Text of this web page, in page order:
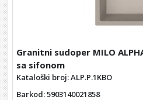
Granitni sudoper MILO
sa sifonom
Kataloški broj: ALP.P.1KBO
Barkod: 5903140021858